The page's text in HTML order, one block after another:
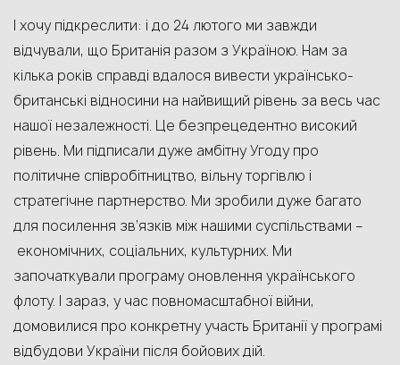
І хочу підкреслити: і до 24 лютого ми завжди
відчували, що Британія разом з Україною. Нам за
кілька років справді вдалося вивести українсько-
британські відносини на найвищий рівень за весь час
нашої незалежності. Це безпрецедентно високий
рівень. Ми підписали дуже амбітну Угоду про
політичне співробітництво, вільну торгівлю і
стратегічне партнерство. Ми зробили дуже багато
для посилення зв’язків між нашими суспільствами –
економічних, соціальних, культурних. Ми
започаткували програму оновлення українського
флоту. І зараз, у час повномасштабної війни,
домовилися про конкретну участь Британії у програмі
відбудови України після бойових дій.